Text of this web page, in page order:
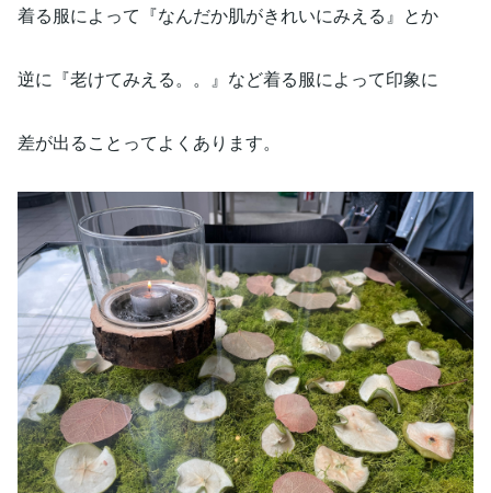
着る服によって『なんだか肌がきれいにみえる』とか
逆に『老けてみえる。。』など着る服によって印象に
差が出ることってよくあります。